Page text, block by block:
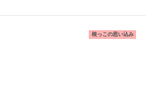
根っこの思い込み